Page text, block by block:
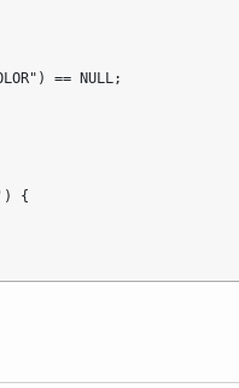
== NULL;
{